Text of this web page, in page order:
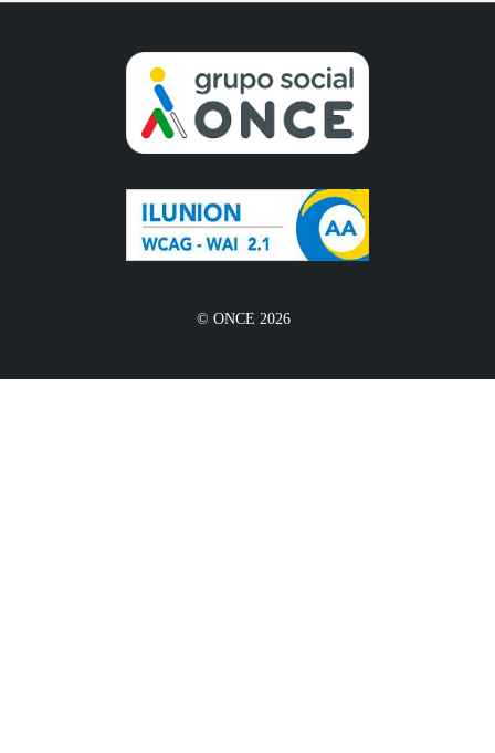
© ONCE 2026